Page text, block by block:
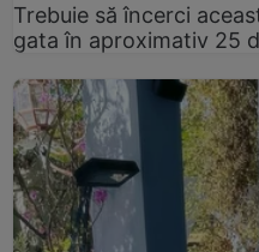
Trebuie să încerci
gata în aproximativ 25